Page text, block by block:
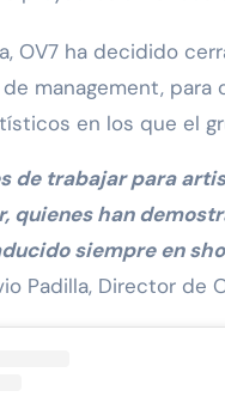
OV7 ha decidido
management,
en los que el
de trabajar para
quienes han
siempre en
Padilla, Director de
Exclusivas